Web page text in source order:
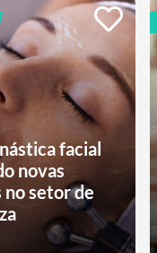
facial
novas
setor de